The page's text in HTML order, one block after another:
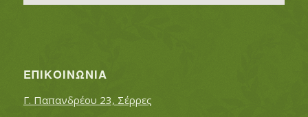
ΕΠΙΚΟΙΝΩΝΊΑ
Γ. Παπανδρέου 23, Σέρρες